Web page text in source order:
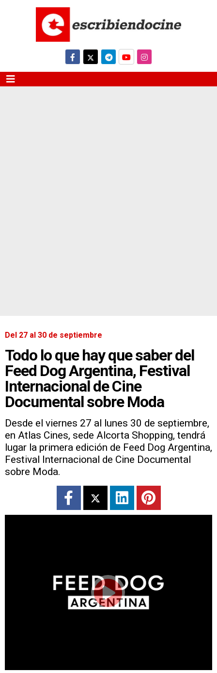
Del 27 al 30 de septiembre
Todo lo que hay que saber del
Feed Dog Argentina, Festival
Internacional de Cine
Documental sobre Moda
Desde el viernes 27 al lunes 30 de septiembre,
en Atlas Cines, sede Alcorta Shopping, tendrá
lugar la primera edición de Feed Dog Argentina,
Festival Internacional de Cine Documental
sobre Moda.